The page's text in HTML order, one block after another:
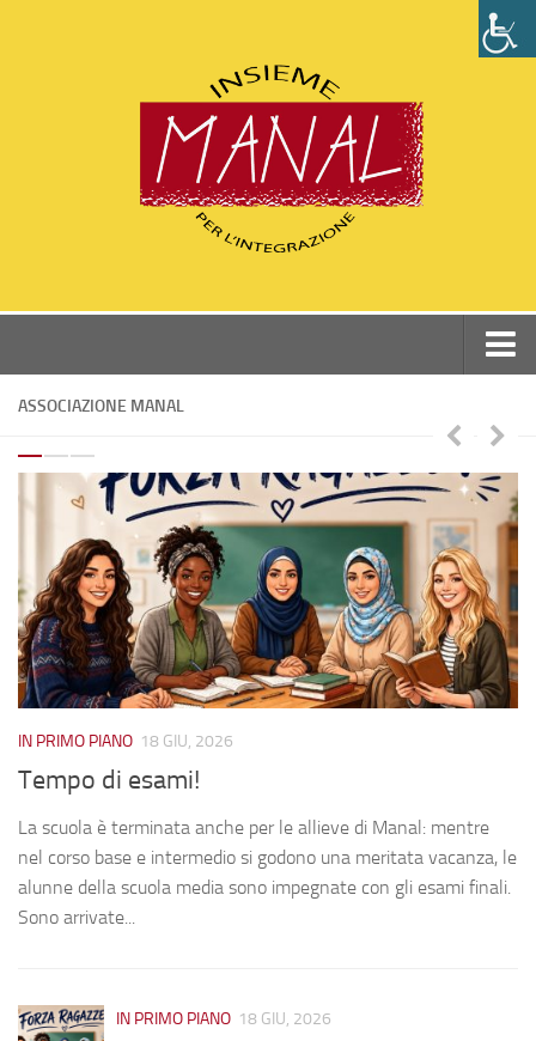
Perchè Manal
Statuto e Dati associazione
Le volontarie
La scuola
Orari
Corsi ed esami
Diventa volontario
Testimonianze
Fotografie
ASSOCIAZIONE MANAL
IN PRIMO PIANO 18 GIU, 2026
Tempo di esami!
La scuola è terminata anche per le allieve di Manal: mentre
nel corso base e intermedio si godono una meritata vacanza, le
alunne della scuola media sono impegnate con gli esami finali.
Sono arrivate...
IN PRIMO PIANO 18 GIU, 2026